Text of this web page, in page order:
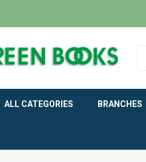
ALL CATEGORIES BRANCHES